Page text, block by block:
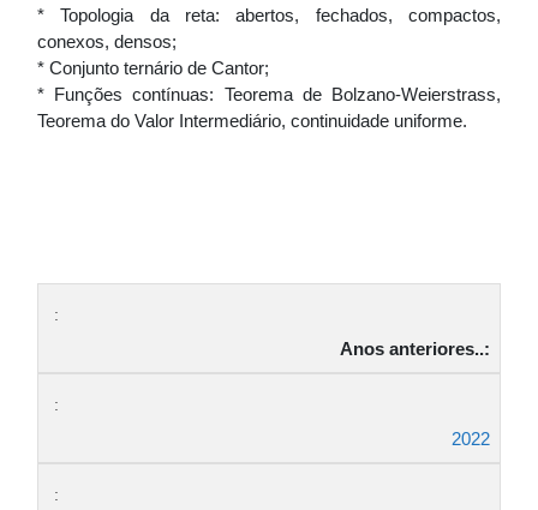
* Topologia da reta: abertos, fechados, compactos,
conexos, densos;
* Conjunto ternário de Cantor;
* Funções contínuas: Teorema de Bolzano-Weierstrass,
Teorema do Valor Intermediário, continuidade uniforme.
Anos anteriores..:
2022